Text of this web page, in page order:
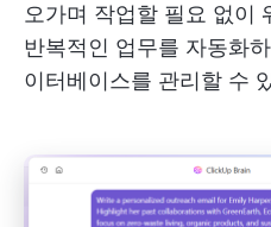
오가며 작업할 필요 없이
반복적인 업무를 자동화
이터베이스를 관리할 수